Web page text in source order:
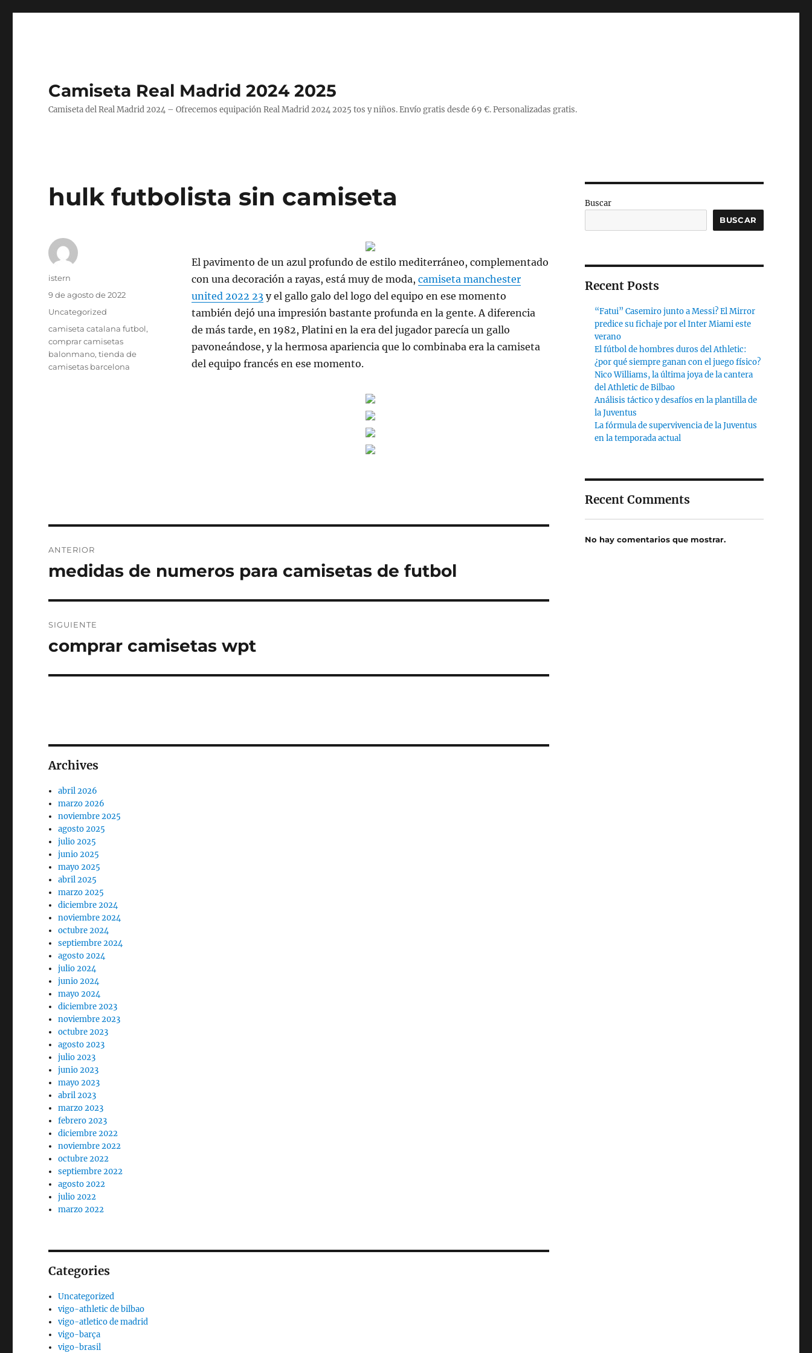
Camiseta Real Madrid 2024 2025
Camiseta del Real Madrid 2024 – Ofrecemos equipación Real Madrid 2024 2025 tos y niños. Envío gratis desde 69 €. Personalizadas gratis.
hulk futbolista sin camiseta
El pavimento de un azul profundo de estilo mediterráneo, complementado
con una decoración a rayas, está muy de moda, camiseta manchester
united 2022 23y el gallo galo del logo del equipo en ese momento
también dejó una impresión bastante profunda en la gente. A diferencia
de más tarde, en 1982, Platini en la era del jugador parecía un gallo
pavoneándose, y la hermosa apariencia que lo combinaba era la camiseta
del equipo francés en ese momento.
Autor
istern
Publicado
9 de agosto de 2022
Categorías
Uncategorized
Etiquetas
camiseta catalana futbol,
comprar camisetas
balonmano,tienda de
camisetas barcelona
de
ANTERIOR
Entrada
medidas de numeros para camisetas de futbol
SIGUIENTE
Entrada
comprar camisetas wpt
Archives
abril 2026
marzo 2026
noviembre 2025
agosto 2025
julio 2025
junio 2025
mayo 2025
abril 2025
marzo 2025
diciembre 2024
noviembre 2024
octubre 2024
septiembre 2024
agosto 2024
julio 2024
junio 2024
mayo 2024
diciembre 2023
noviembre 2023
octubre 2023
agosto 2023
julio 2023
junio 2023
mayo 2023
abril 2023
marzo 2023
febrero 2023
diciembre 2022
noviembre 2022
octubre 2022
septiembre 2022
agosto 2022
julio 2022
marzo 2022
Categories
Uncategorized
vigo-athletic de bilbao
vigo-atletico de madrid
vigo-barça
vigo-brasil
Buscar
BUSCAR
Recent Posts
“Fatui” Casemiro junto a Messi? El Mirror
predice su fichaje por el Inter Miami este
verano
El fútbol de hombres duros del Athletic:
¿por qué siempre ganan con el juego físico?
Nico Williams, la última joya de la cantera
del Athletic de Bilbao
Análisis táctico y desafíos en la plantilla de
la Juventus
La fórmula de supervivencia de la Juventus
en la temporada actual
Recent Comments
No hay comentarios que mostrar.